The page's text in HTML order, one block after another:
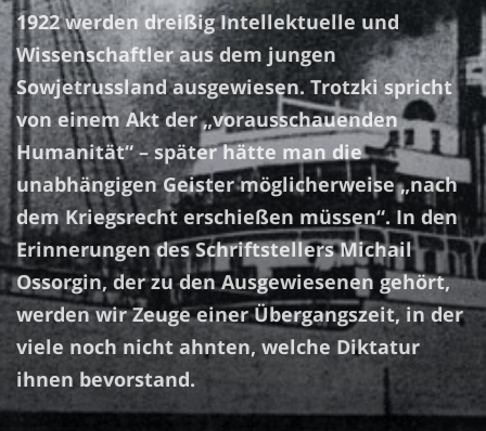
1922 werden dreißig Intellektuelle und
Wissenschaftler aus dem jungen
Sowjetrussland ausgewiesen. Trotzki spricht
von einem Akt der „vorausschauenden
Humanität“ – später hätte man die
unabhängigen Geister möglicherweise „nach
dem Kriegsrecht erschießen müssen“. In den
Erinnerungen des Schriftstellers Michail
Ossorgin, der zu den Ausgewiesenen gehört,
werden wir Zeuge einer Übergangszeit, in der
viele noch nicht ahnten, welche Diktatur
ihnen bevorstand.